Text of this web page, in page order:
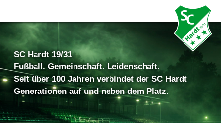
SC Hardt 19/31
Fußball. Gemeinschaft. Leidenschaft.
Seit über 100 Jahren verbindet der SC Hardt
Generationen auf und neben dem Platz.